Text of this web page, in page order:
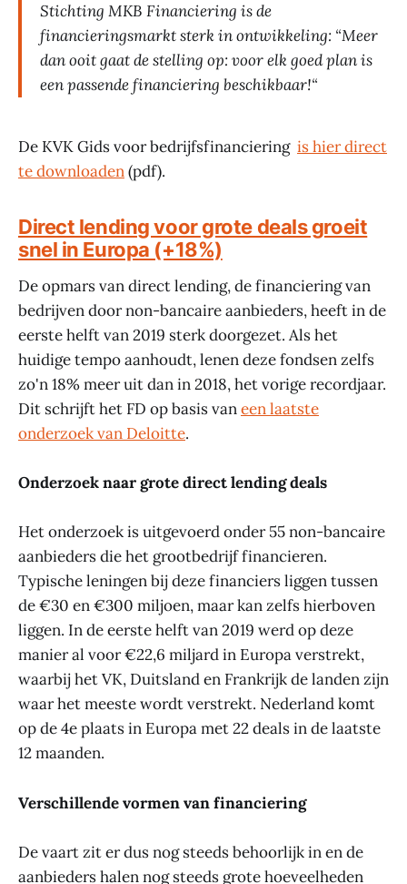
Stichting MKB Financiering is de
financieringsmarkt sterk in ontwikkeling: “Meer
dan ooit gaat de stelling op: voor elk goed plan is
een passende financiering beschikbaar!“
De KVK Gids voor bedrijfsfinanciering is hier direct
te downloaden(pdf).
Direct lending voor grote deals groeit
snel in Europa (+18%)
De opmars van direct lending, de financiering van
bedrijven door non-bancaire aanbieders, heeft in de
eerste helft van 2019 sterk doorgezet. Als het
huidige tempo aanhoudt, lenen deze fondsen zelfs
zo'n 18% meer uit dan in 2018, het vorige recordjaar.
Dit schrijft het FD op basis vaneen laatste
onderzoek van Deloitte.
Onderzoek naar grote direct lending deals
Het onderzoek is uitgevoerd onder 55 non-bancaire
aanbieders die het grootbedrijf financieren.
Typische leningen bij deze financiers liggen tussen
de €30 en €300 miljoen, maar kan zelfs hierboven
liggen. In de eerste helft van 2019 werd op deze
manier al voor €22,6 miljard in Europa verstrekt,
waarbij het VK, Duitsland en Frankrijk de landen zijn
waar het meeste wordt verstrekt. Nederland komt
op de 4e plaats in Europa met 22 deals in de laatste
12 maanden.
Verschillende vormen van financiering
De vaart zit er dus nog steeds behoorlijk in en de
aanbieders halen nog steeds grote hoeveelheden